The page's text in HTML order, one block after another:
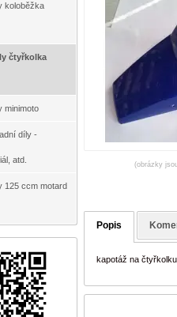
koloběžka
čtyřkolka
minimoto
díly -
atd.
125 ccm motard
(obrázky
Popis
kapotáž na